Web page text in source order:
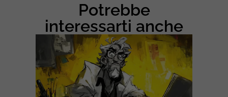
Potrebbe
interessarti anche